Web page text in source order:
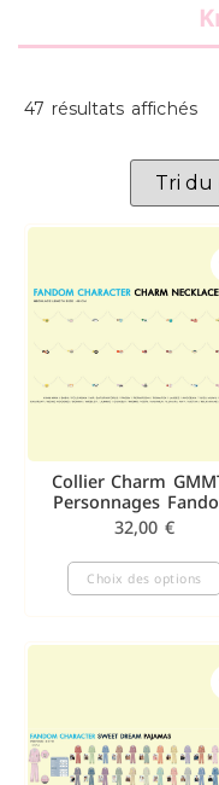
47 résultats affichés
Collier Charm
Personnages
32,00 €
Choix des options